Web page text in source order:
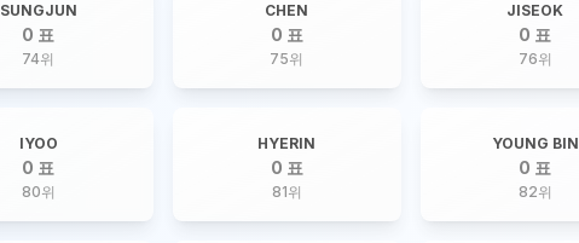
SUNGJUN
0 표
74위
CHEN
0 표
75위
JISEOK
0 표
76위
IYOO
0 표
80위
HYERIN
0 표
81위
YOUNG BIN
0 표
82위